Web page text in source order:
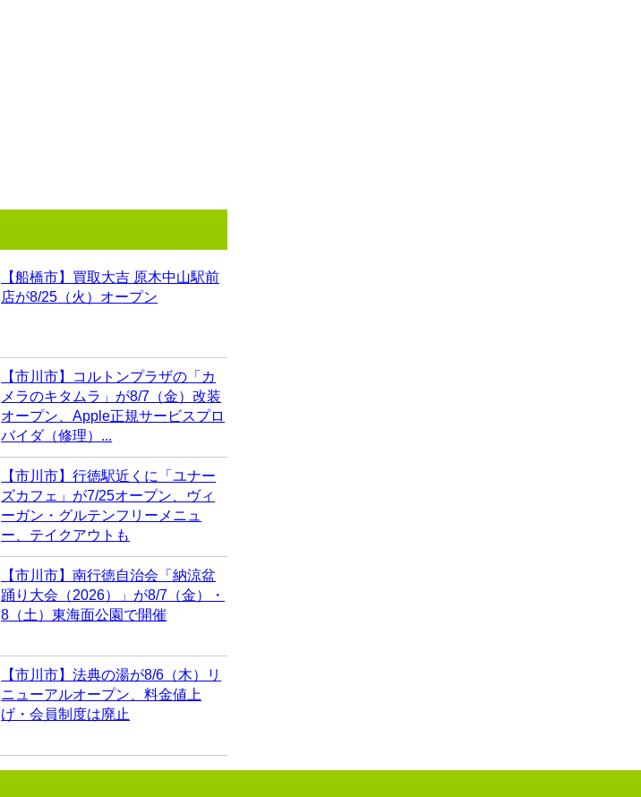
【船橋市】買取大吉 原木中山駅前
店が8/25（火）オープン
【市川市】コルトンプラザの「カ
メラのキタムラ」が8/7（金）改装
オープン、Apple正規サービスプロ
バイダ（修理）...
【市川市】行徳駅近くに「ユナー
ズカフェ」が7/25オープン、ヴィ
ーガン・グルテンフリーメニュ
ー、テイクアウトも
【市川市】南行徳自治会「納涼盆
踊り大会（2026）」が8/7（金）・
8（土）東海面公園で開催
【市川市】法典の湯が8/6（木）リ
ニューアルオープン、料金値上
げ・会員制度は廃止